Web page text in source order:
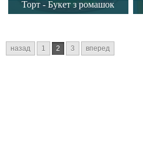
Торт - Букет з ромашок
назад 1 2 3 вперед